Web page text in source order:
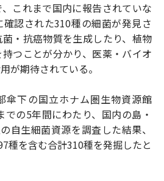
これまで国内に報告されていな
認された310種の細菌が発見さ
・抗癌物質を生成したり、植物
つことが分かり、医薬・バイオ
が期待されている。
傘下の国立ホナム圏生物資源館
の5年間にわたり、国内の島・
自生細菌資源を調査した結果、
種を含む合計310種を発掘したと